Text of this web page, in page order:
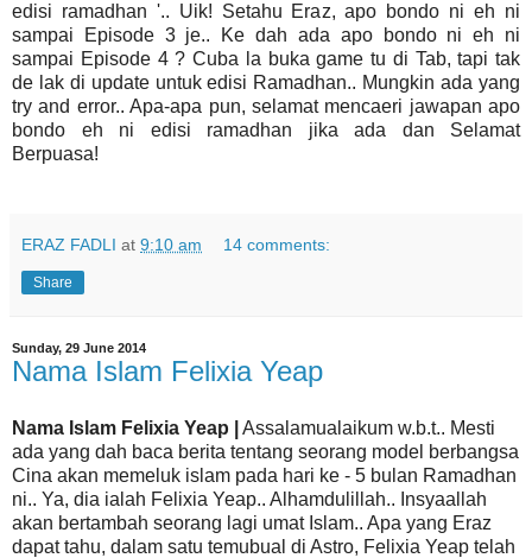
edisi ramadhan '.. Uik! Setahu Eraz, apo bondo ni eh ni
sampai Episode 3 je.. Ke dah ada apo bondo ni eh ni
sampai Episode 4 ? Cuba la buka game tu di Tab, tapi tak
de lak di update untuk edisi Ramadhan.. Mungkin ada yang
try and error.. Apa-apa pun, selamat mencaeri jawapan apo
bondo eh ni edisi ramadhan jika ada dan Selamat
Berpuasa!
ERAZ FADLI at 9:10 am 14 comments:
Share
Sunday, 29 June 2014
Nama Islam Felixia Yeap
Nama Islam Felixia Yeap |
Assalamualaikum w.b.t.. Mesti
ada yang dah baca berita tentang seorang model berbangsa
Cina akan memeluk islam pada hari ke - 5 bulan Ramadhan
ni.. Ya, dia ialah Felixia Yeap.. Alhamdulillah.. Insyaallah
akan bertambah seorang lagi umat Islam.. Apa yang Eraz
dapat tahu, dalam satu temubual di Astro, Felixia Yeap telah